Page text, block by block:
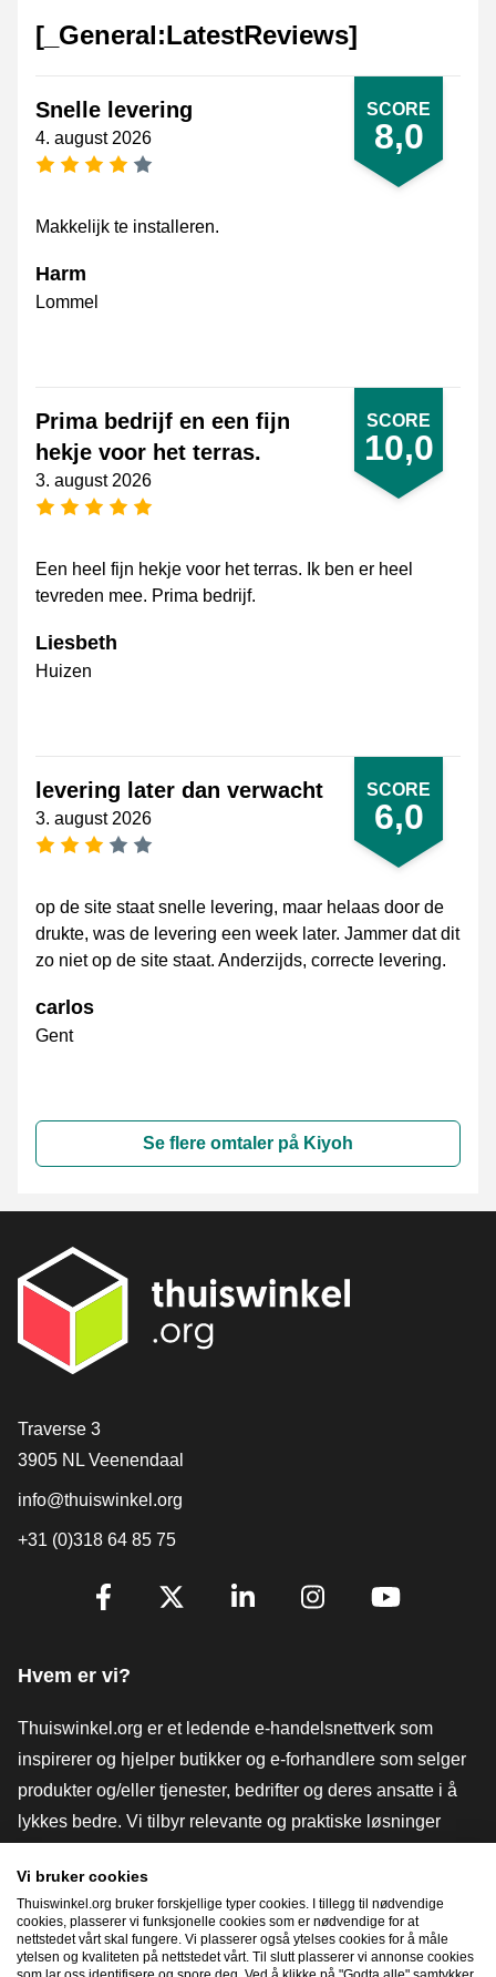
[_General:LatestReviews]
SCORE
8,0
Snelle levering
4. august 2026
[_General:NumberOfStarsPluralFormat]
Makkelijk te installeren.
Harm
Lommel
SCORE
10,0
Prima bedrijf en een fijn
hekje voor het terras.
3. august 2026
[_General:NumberOfStarsPluralFormat]
Een heel fijn hekje voor het terras. Ik ben er heel
tevreden mee. Prima bedrijf.
Liesbeth
Huizen
SCORE
6,0
levering later dan verwacht
3. august 2026
[_General:NumberOfStarsPluralFormat]
op de site staat snelle levering, maar helaas door de
drukte, was de levering een week later. Jammer dat dit
zo niet op de site staat. Anderzijds, correcte levering.
carlos
Gent
Se flere omtaler på Kiyoh
[_General:Contact]
Traverse 3
3905 NL Veenendaal
info@thuiswinkel.org
+31 (0)318 64 85 75
[_General:SocialMediaTitle]
Hvem er vi?
Thuiswinkel.org er et ledende e-handelsnettverk som
inspirerer og hjelper butikker og e-forhandlere som selger
produkter og/eller tjenester, bedrifter og deres ansatte i å
lykkes bedre. Vi tilbyr relevante og praktiske løsninger
verktøy og råd, advokatvirksomhet, markedsundersøkelser,
og har vår egen utdanningsplattform, Thuiswinkel e-
Academy.
Vi bruker cookies
Thuiswinkel.org bruker forskjellige typer cookies. I tillegg til nødvendige
cookies, plasserer vi funksjonelle cookies som er nødvendige for at
nettstedet vårt skal fungere. Vi plasserer også ytelses cookies for å måle
ytelsen og kvaliteten på nettstedet vårt. Til slutt plasserer vi annonse cookies